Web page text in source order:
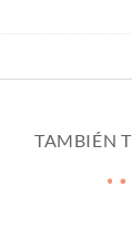
TAMBIÉN